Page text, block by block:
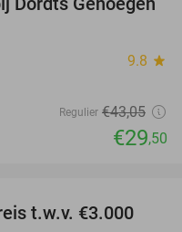
31%
9.8 star
Regulier €43,05
€29,50
t.w.v. €3.000